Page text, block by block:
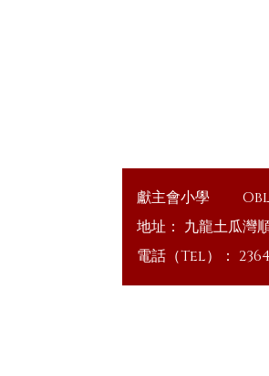
獻主會小學
地址： 九龍土瓜灣
電話（Tel）：